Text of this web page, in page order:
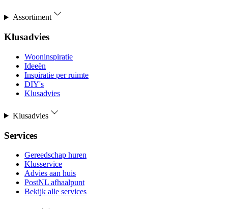
Assortiment
Klusadvies
Wooninspiratie
Ideeën
Inspiratie per ruimte
DIY's
Klusadvies
Klusadvies
Services
Gereedschap huren
Klusservice
Advies aan huis
PostNL afhaalpunt
Bekijk alle services